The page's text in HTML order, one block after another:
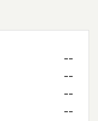
--
--
--
--